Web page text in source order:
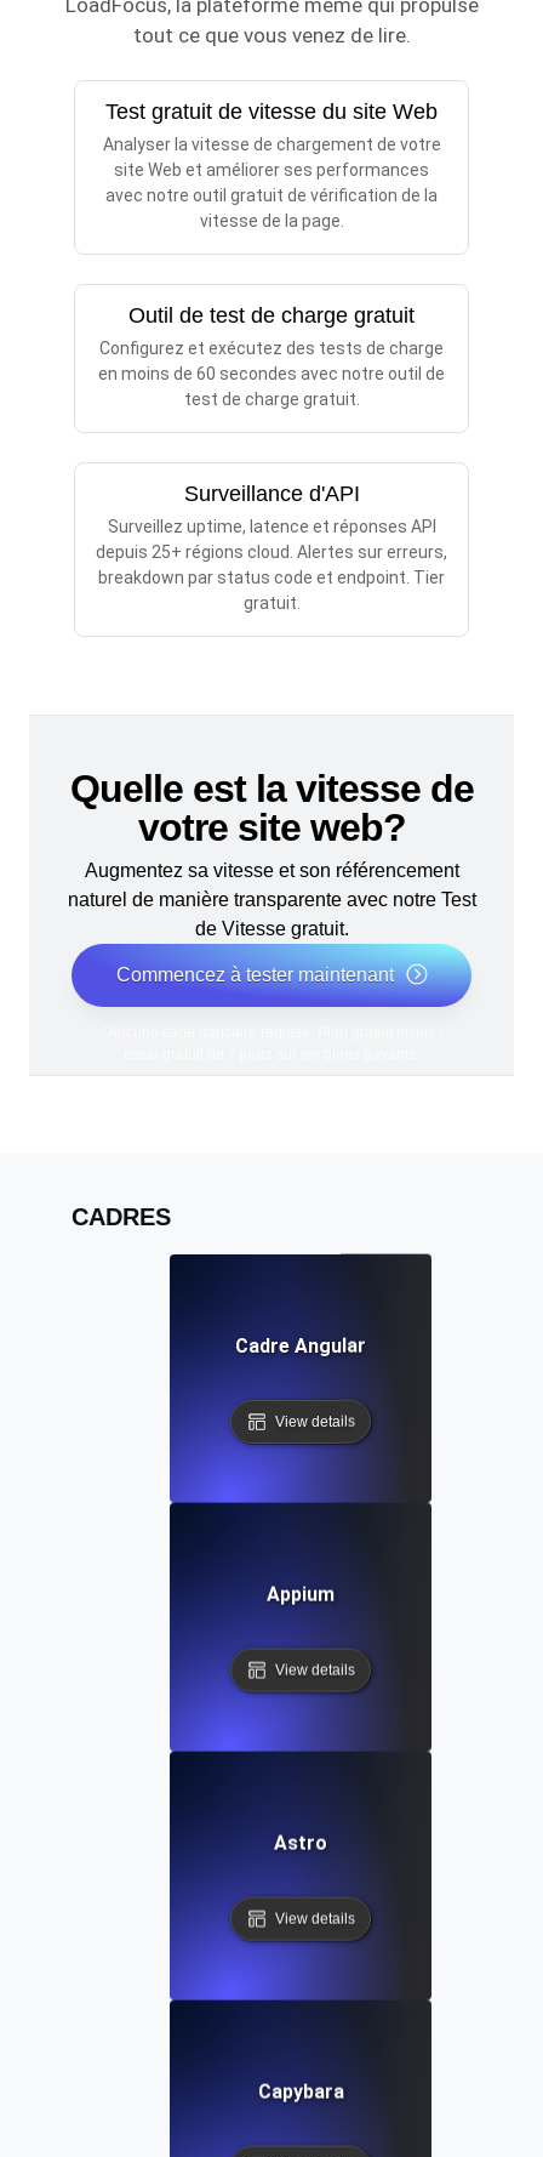
LoadFocus, la plateforme même qui propulse
tout ce que vous venez de lire.
Test gratuit de vitesse du site Web
Analyser la vitesse de chargement de votre
site Web et améliorer ses performances
avec notre outil gratuit de vérification de la
vitesse de la page.
Outil de test de charge gratuit
Configurez et exécutez des tests de charge
en moins de 60 secondes avec notre outil de
test de charge gratuit.
Surveillance d'API
Surveillez uptime, latence et réponses API
depuis 25+ régions cloud. Alertes sur erreurs,
breakdown par status code et endpoint. Tier
gratuit.
Quelle est la vitesse de
votre site web?
Augmentez sa vitesse et son référencement
naturel de manière transparente avec notre Test
de Vitesse gratuit.
Commencez à tester maintenant
CADRES
Cadre Angular
View details
Appium
View details
Astro
View details
Capybara